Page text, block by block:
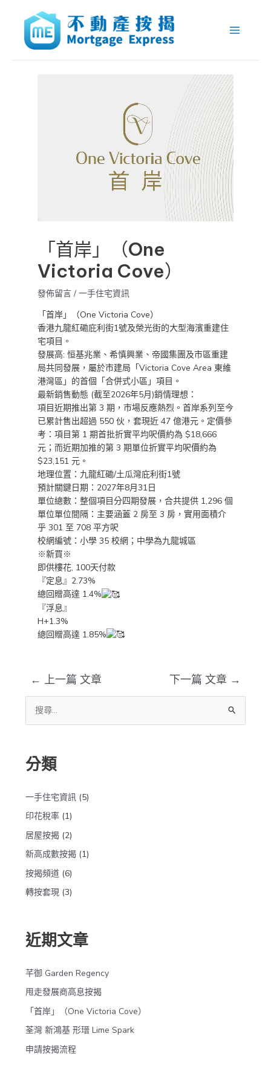
Menu
「首岸」（One
Victoria Cove）
發佈留言 / 一手住宅資訊
「首岸」（One Victoria Cove）
香港九龍紅磡庇利街1號及榮光街的大型海濱重建住
宅項目。
發展高: 恒基兆業、希慎興業、帝國集團及市區重建
局共同發展，屬於市建局「Victoria Cove Area 東維
港灣區」的首個「合併式小區」項目。
最新銷售動態 (截至2026年5月)銷情理想：
項目近期推出第 3 期，市場反應熱烈。首岸系列至今
已累計售出超過 550 伙，套現近 47 億港元。定價參
考：項目第 1 期首批折實平均呎價約為 $18,666
元；而近期加推的第 3 期單位折實平均呎價約為
$23,151 元。
地理位置：九龍紅磡/土瓜灣庇利街1號
預計關鍵日期：2027年8月31日
單位總數：整個項目分四期發展，合共提供 1,296 個
單位單位間隔：主要涵蓋 2 房至 3 房，實用面積介
乎 301 至 708 平方呎
校網編號：小學 35 校網；中學為九龍城區
※新買※
即供樓花, 100天付款
『定息』2.73%
總回贈高達 1.4%
『浮息』
H+1.3%
總回贈高達 1.85%
navigation
← 上一篇 文章 下一篇 文章 →
尋
鍵
:
分類
一手住宅資訊(5)
印花稅率(1)
居屋按揭(2)
新高成數按揭(1)
按揭頻道(6)
轉按套現(3)
近期文章
芊御 Garden Regency
甩走發展商高息按揭
「首岸」（One Victoria Cove）
荃灣 新鴻基 形瑨 Lime Spark
申請按揭流程